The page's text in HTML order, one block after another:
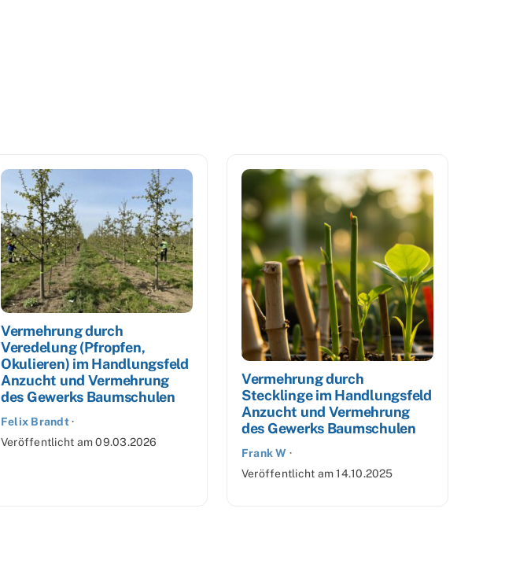
Vermehrung durch
Veredelung (Pfropfen,
Okulieren) im Handlungsfeld
Anzucht und Vermehrung
des Gewerks Baumschulen
Felix Brandt·
Veröffentlicht am09.03.2026
Vermehrung durch
Stecklinge im Handlungsfeld
Anzucht und Vermehrung
des Gewerks Baumschulen
Frank W ·
Veröffentlicht am14.10.2025